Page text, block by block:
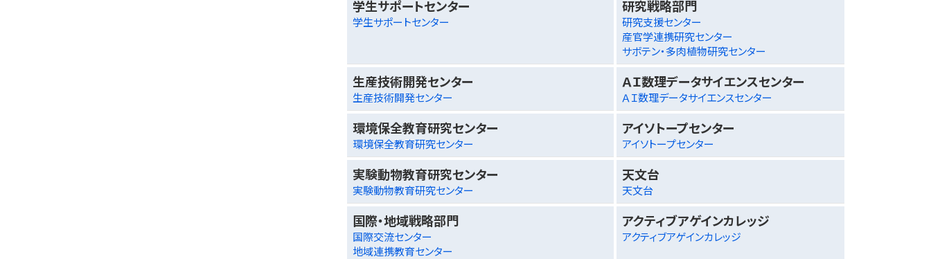
学生サポートセンター
学生サポートセンター
研究戦略部門
研究支援センター
産官学連携研究センター
サボテン・多肉植物研究センター
生産技術開発センター
生産技術開発センター
ＡＩ数理データサイエンスセンター
ＡＩ数理データサイエンスセンター
環境保全教育研究センター
環境保全教育研究センター
アイソトープセンター
アイソトープセンター
実験動物教育研究センター
実験動物教育研究センター
天文台
天文台
国際・地域戦略部門
国際交流センター
地域連携教育センター
アクティブアゲインカレッジ
アクティブアゲインカレッジ